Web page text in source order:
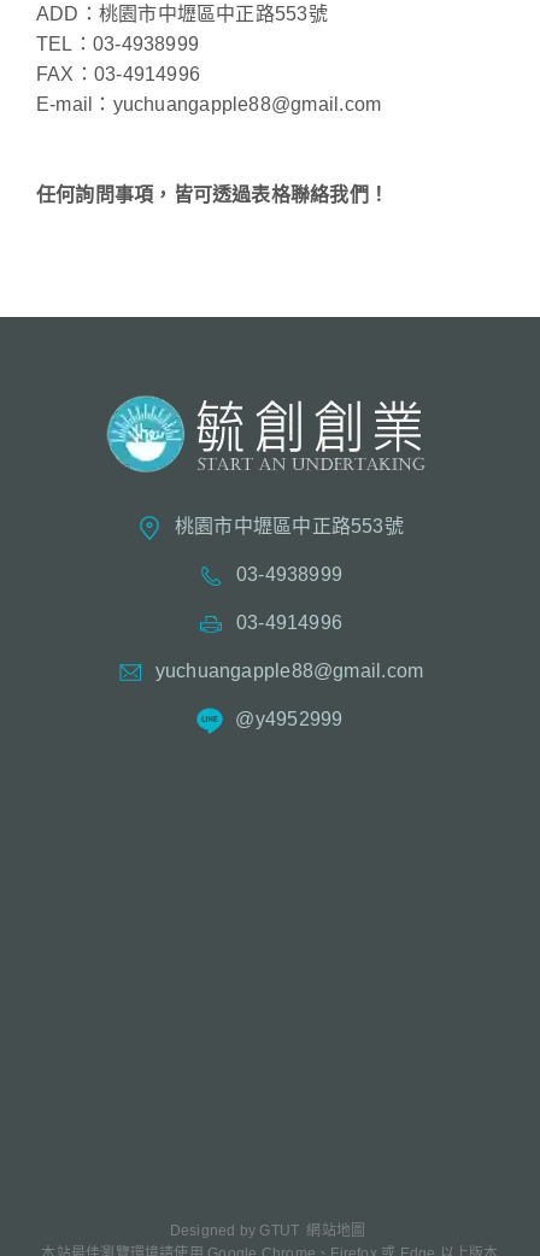
ADD： 桃園市中壢區中正路553號
TEL： 03-4938999
FAX： 03-4914996
E-mail： yuchuangapple88@gmail.com
任何詢問事項，皆可透過表格聯絡我們！
桃園市中壢區中正路553號
03-4938999
03-4914996
yuchuangapple88@gmail.com
@y4952999
Designed by GTUT 網站地圖